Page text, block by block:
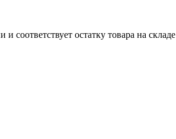
соответствует остатку товара на складе